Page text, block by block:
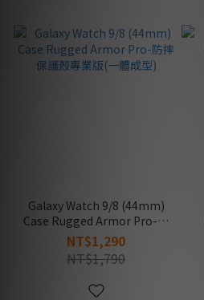
Galaxy Watch 9/8 (44mm)
Case Rugged Armor Pro-防
摔保護殼專業版(一體成型)
NT$1,290
NT$1,790